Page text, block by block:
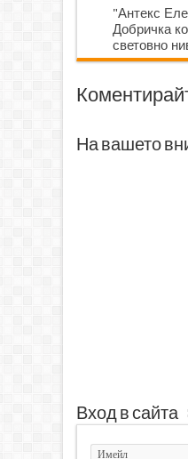
"Антекс
Добричка
световно
На вашето
Вход в сайта